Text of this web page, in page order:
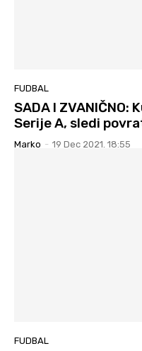
FUDBAL
SADA I
Serije A, sledi
Marko - 19 Dec 2021. 18:55
FUDBAL